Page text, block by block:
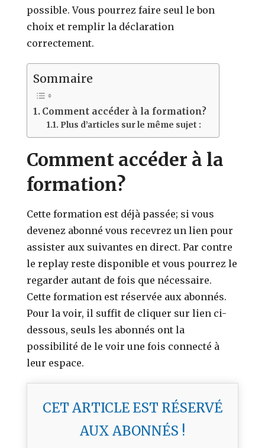
possible. Vous pourrez faire seul le bon
choix et remplir la déclaration
correctement.
Sommaire
Comment accéder à la formation?
Plus d’articles sur le même sujet :
Comment accéder à la
formation?
Cette formation est déjà passée; si vous
devenez abonné vous recevrez un lien pour
assister aux suivantes en direct. Par contre
le replay reste disponible et vous pourrez le
regarder autant de fois que nécessaire.
Cette formation est réservée aux abonnés.
Pour la voir, il suffit de cliquer sur lien ci-
dessous, seuls les abonnés ont la
possibilité de le voir une fois connecté à
leur espace.
CET ARTICLE EST RÉSERVÉ
AUX ABONNÉS !